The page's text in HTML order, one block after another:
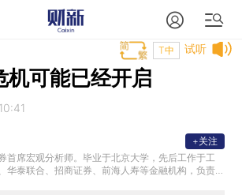
试听
T中
机可能已经开启
首席宏观分析师。毕业于北京大学，先后工作于工
华泰联合、招商证券、前海人寿等金融机构，负责
+关注